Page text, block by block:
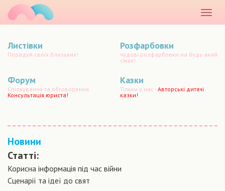
меню
Листівки
Порадуй своїх близьких!
Розфарбовки
чудові розфарбовки на будь-який
смак!
Форум
Спілкування та обговорення.
Консультація юриста!
Казки
Тільки у нас -Авторські дитячі
казки!
Новини
Статті:
Корисна інформація під час війни
Сценарiї та iдеї до свят